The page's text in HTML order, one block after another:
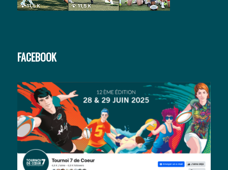
FACEBOOK